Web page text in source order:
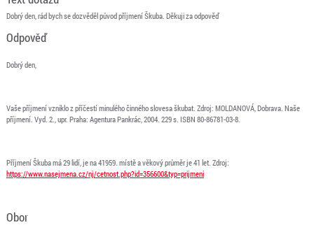
Dobrý den, rád bych se dozvěděl původ příjmení Škuba. Děkuji za odpověď
Odpověď
Dobrý den,
Vaše příjmení vzniklo z příčestí minulého činného slovesa škubat. Zdroj: MOLDANOVÁ, Dobrava. Naše
příjmení. Vyd. 2., upr. Praha: Agentura Pankrác, 2004. 229 s. ISBN 80-86781-03-8.
Příjmení Škuba má 29 lidí, je na 41959. místě a věkový průměr je 41 let. Zdroj:
https://www.nasejmena.cz/nj/cetnost.php?id=356600&typ=prijmeni
Obor